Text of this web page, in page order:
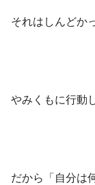
それはしんどか
やみくもに行動
だから「自分は